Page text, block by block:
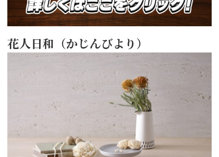
花人日和（かじんびより）